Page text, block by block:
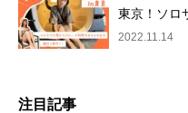
東京！ソロ
2022.11.14
注目記事